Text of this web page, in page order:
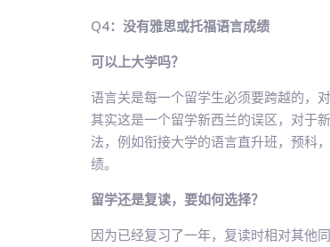
Q4：没有雅思或托福语言成绩
可以上大学吗？
语言关是每一个留学生必须要跨越的，
其实这是一个留学新西兰的误区，对于
法，例如衔接大学的语言直升班，预科
绩。
留学还是复读，要如何选择？
因为已经复习了一年，复读时相对其他